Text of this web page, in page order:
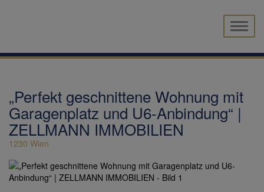
„Perfekt geschnittene Wohnung mit
Garagenplatz und U6-Anbindung“ |
ZELLMANN IMMOBILIEN
1230 Wien